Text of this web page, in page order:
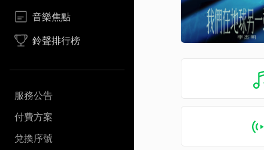
音樂焦點
鈴聲排行榜
服務公告
付費方案
兌換序號